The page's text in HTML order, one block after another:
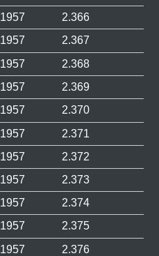
1957 2.366
1957 2.367
1957 2.368
1957 2.369
1957 2.370
1957 2.371
1957 2.372
1957 2.373
1957 2.374
1957 2.375
1957 2.376